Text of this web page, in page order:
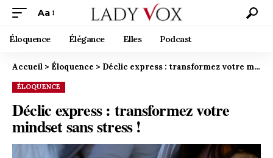
Aa
Éloquence Élégance Elles Podcast
Accueil > Éloquence > Déclic express : transformez votre mindset sans stress !
ÉLOQUENCE
Déclic express : transformez votre
mindset sans stress !